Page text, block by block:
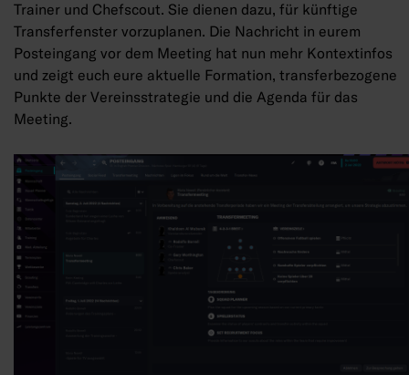
Trainer und Chefscout. Sie dienen dazu, für künftige
Transferfenster vorzuplanen. Die Nachricht in eurem
Posteingang vor dem Meeting hat nun mehr Kontextinfos
und zeigt euch eure aktuelle Formation, transferbezogene
Punkte der Vereinsstrategie und die Agenda für das
Meeting.